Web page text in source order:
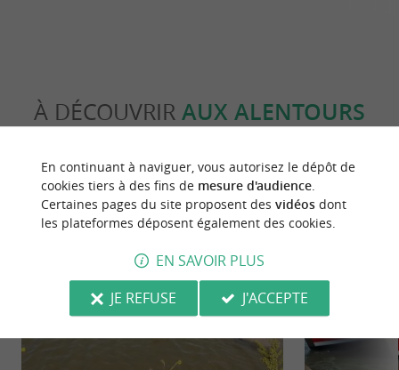
À DÉCOUVRIR AUX ALENTOURS
Découvrir S'informer Se loger
En continuant à naviguer, vous autorisez le dépôt de
cookies tiers à des fins de mesure d'audience.
Certaines pages du site proposent des vidéosdont
les plateformes déposent également des cookies.
EN SAVOIR PLUS
JE REFUSE
J'ACCEPTE